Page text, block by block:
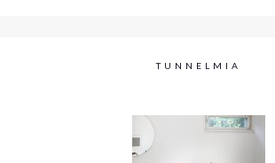
TUNNELMIA